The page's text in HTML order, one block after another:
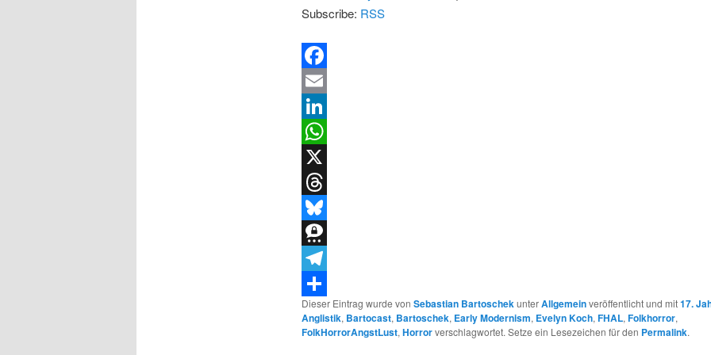
Subscribe: RSS
Facebook
Email
LinkedIn
WhatsApp
X
Threads
Bluesky
Threema
Telegram
Teilen
Dieser Eintrag wurde von Sebastian BartoschekunterAllgemeinveröffentlicht und mit17.
Anglistik, Bartocast, Bartoschek, Early Modernism, Evelyn Koch, FHAL, Folkhorror,
FolkHorrorAngstLust, Horrorverschlagwortet. Setze ein Lesezeichen für den Permalink.